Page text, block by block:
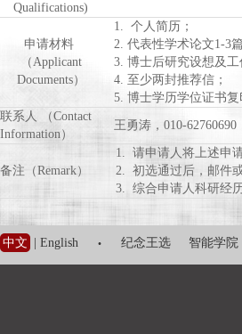
Qualifications)
申请材料
（Applicant
Documents）
1. 个人简历；
2. 代表性学术论文1-3
3. 博士后研究设想及工
4. 至少两封推荐信；
5. 博士学历学位证书复
联系人 （Contact
Information）
王勇涛，010-62760690
备注（Remark）
1. 请申请人将上述申请
2. 初选通过后，邮件或
3. 综合申请人科研经
中文 English · 纪念王选 智能学院